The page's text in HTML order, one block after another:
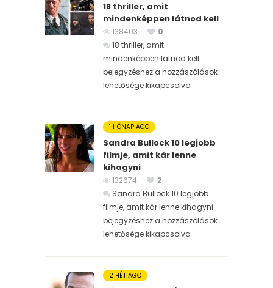
18 thriller, amit
mindenképpen látnod kell
138403
0
18 thriller, amit
mindenképpen látnod kell
bejegyzéshez a hozzászólások
lehetősége kikapcsolva
1 HÓNAP AGO
Sandra Bullock 10 legjobb
filmje, amit kár lenne
kihagyni
132674
2
Sandra Bullock 10 legjobb
filmje, amit kár lenne kihagyni
bejegyzéshez a hozzászólások
lehetősége kikapcsolva
2 HÉT AGO